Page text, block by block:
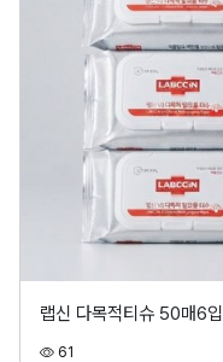
랩신 다목적티슈 50매6입
61